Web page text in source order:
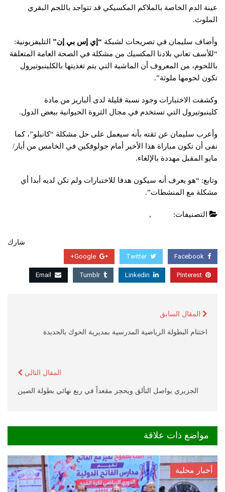
عينة الدم الخاصة بالملاكم المكسيكي قد تتواجد باللحم البقري
الملوث.
وأضاف سليمان في تصريحات لشبكة “إي إس بي إن” التليفزيونية:
“للأسف تعاني بلادنا المكسيك من مشكلة في الصحة العامة المتعلقة
باللحوم، من المعروف أن الماشية التي يتم تغذيتها بالكلينبوتيرول
تكون لحومها ملوثة”.
وكشفت الاختبارات وجود نسبة قليلة لدى ألباريز من مادة
كلينبوتيرول التي تستخدم في مجال الثروة الحيوانية ببعض الدول.
وأعرب سليمان عن ثقته بأنه سيعمل على حل مشكلة “كانيلو”، كما
نفى أن تكون مباراة هذا الأخير أمام جولوفكين في الخامس من أيار/
مايو المقبل مهددة بالإلغاء.
وتابع: “هو يعرف أنه سيكون هدفا للاختبارات ولم تكن لديه أبدا أي
مشكلة مع المنشطات”.
التصنيفات: ,
شارك
Facebook
Twitter
Google+
Pinterest
Linkedin
Tumblr
Email
المقال السابق
اختتام البطولة الرياضية المدرسية بمديرية الحوك بالحديدة
المقال التالي
الجزيري يواصل التألق ويحجز مقعداً في ربع نهائي بطولة الصين
مواضع ذات علاقة
أخبار محلية